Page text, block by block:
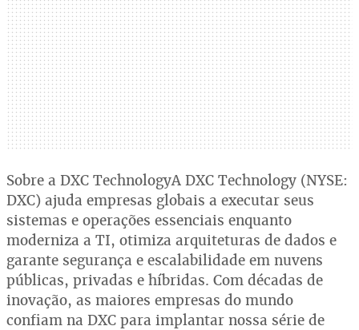
Sobre a DXC TechnologyA DXC Technology (NYSE:
DXC) ajuda empresas globais a executar seus
sistemas e operações essenciais enquanto
moderniza a TI, otimiza arquiteturas de dados e
garante segurança e escalabilidade em nuvens
públicas, privadas e híbridas. Com décadas de
inovação, as maiores empresas do mundo
confiam na DXC para implantar nossa série de